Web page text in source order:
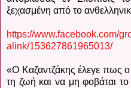
ξεχασμένη από το
https://www.facebook.com/
alink/153627861965013/
«Ο Καζαντζάκης έλεγε πως
τη ζωή και να μη φοβάται το